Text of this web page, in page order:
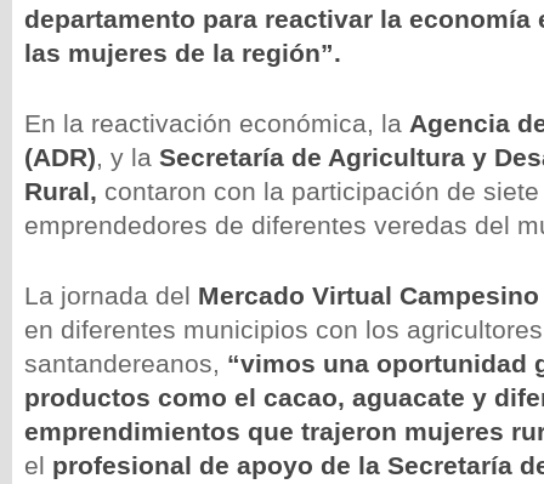
departamento para reactivar la economía
las mujeres de la región”.
En la reactivación económica, la Agencia
(ADR), y la Secretaría de Agricultura y
Rural, contaron con la participación de
emprendedores de diferentes veredas del
La jornada del Mercado Virtual Campesino
en diferentes municipios con los agricultores
santandereanos, “vimos una oportunidad
productos como el cacao, aguacate y
emprendimientos que trajeron mujeres
el profesional de apoyo de la Secretaría